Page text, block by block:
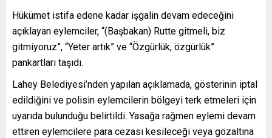
Hükümet istifa edene kadar işgalin devam edeceğini
açıklayan eylemciler, “(Başbakan) Rutte gitmeli, biz
gitmiyoruz”, “Yeter artık” ve “Özgürlük, özgürlük”
pankartları taşıdı.
Lahey Belediyesi’nden yapılan açıklamada, gösterinin iptal
edildiğini ve polisin eylemcilerin bölgeyi terk etmeleri için
uyarıda bulunduğu belirtildi. Yasağa rağmen eylemi devam
ettiren eylemcilere para cezası kesileceği veya gözaltına